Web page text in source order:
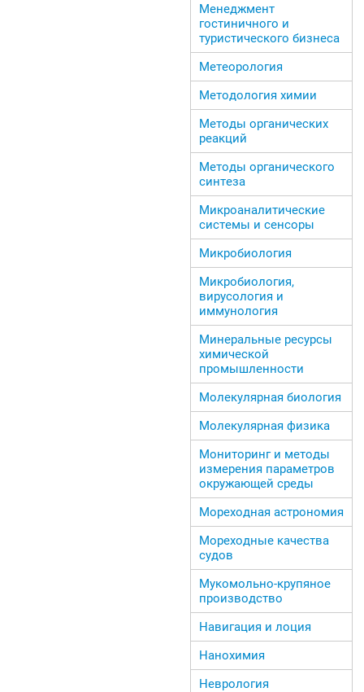
Менеджмент
гостиничного и
туристического бизнеса
Метеорология
Методология химии
Методы органических
реакций
Методы органического
синтеза
Микроаналитические
системы и сенсоры
Микробиология
Микробиология,
вирусология и
иммунология
Минеральные ресурсы
химической
промышленности
Молекулярная биология
Молекулярная физика
Мониторинг и методы
измерения параметров
окружающей среды
Мореходная астрономия
Мореходные качества
судов
Мукомольно-крупяное
производство
Навигация и лоция
Нанохимия
Неврология